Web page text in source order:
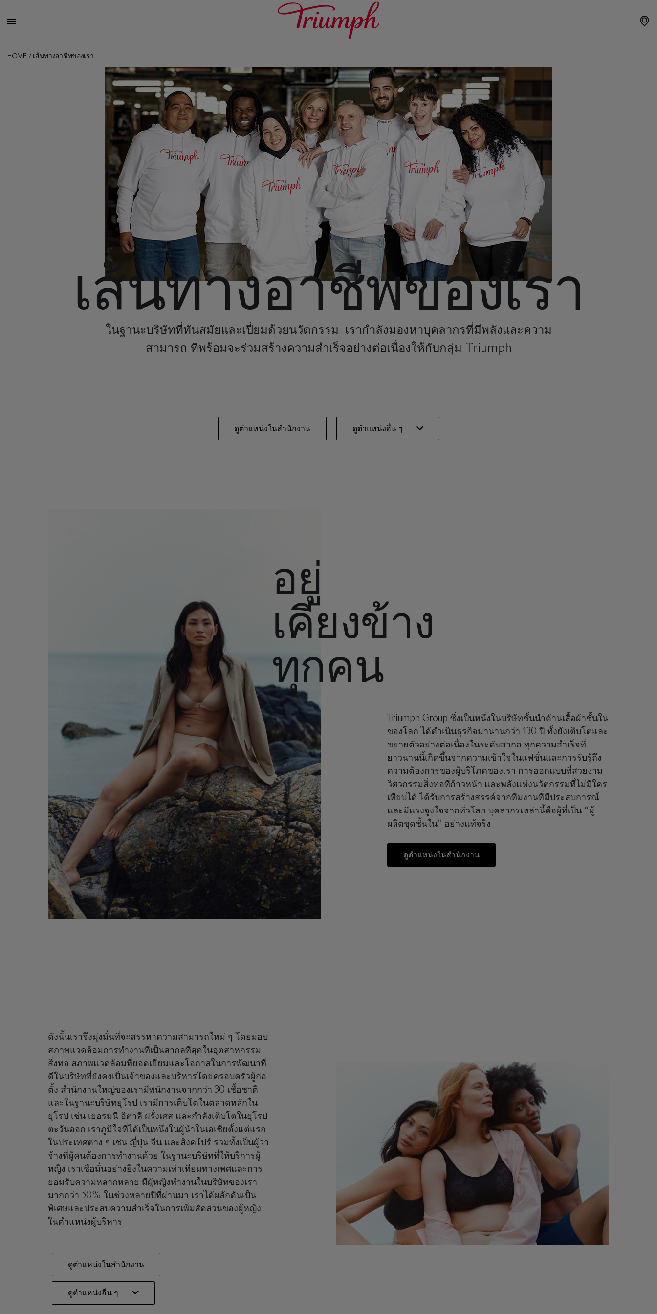
HOME/ เส้นทางอาชีพของเรา
เส้นทางอาชีพของเรา
ในฐานะบริษัทที่ทันสมัยและเปี่ยมด้วยนวัตกรรม เรากำลังมองหาบุคลากรที่มีพลังและความ
สามารถ ที่พร้อมจะร่วมสร้างความสำเร็จอย่างต่อเนื่องให้กับกลุ่ม Triumph
ดูตำแหน่งในสำนักงาน ดูตำแหน่งอื่น ๆ
อยู่
เคียงข้าง
ทุกคน
Triumph Group ซึ่งเป็นหนึ่งในบริษัทชั้นนำด้านเสื้อผ้าชั้นใน
ของโลก ได้ดำเนินธุรกิจมานานกว่า 130 ปี ทั้งยังเติบโตและ
ขยายตัวอย่างต่อเนื่องในระดับสากล ทุกความสำเร็จที่
ยาวนานนี้เกิดขึ้นจากความเข้าใจในแฟชั่นและการรับรู้ถึง
ความต้องการของผู้บริโภคของเรา การออกแบบที่สวยงาม
วิศวกรรมสิ่งทอที่ก้าวหน้า และพลังแห่งนวัตกรรมที่ไม่มีใคร
เทียบได้ ได้รับการสร้างสรรค์จากทีมงานที่มีประสบการณ์
และมีแรงจูงใจจากทั่วโลก บุคลากรเหล่านี้คือผู้ที่เป็น “ผู้
ผลิตชุดชั้นใน” อย่างแท้จริง
ดูตำแหน่งในสำนักงาน
ดังนั้นเราจึงมุ่งมั่นที่จะสรรหาความสามารถใหม่ ๆ โดยมอบ
สภาพแวดล้อมการทำงานที่เป็นสากลที่สุดในอุตสาหกรรม
สิ่งทอ สภาพแวดล้อมที่ยอดเยี่ยมและโอกาสในการพัฒนาที่
ดีในบริษัทที่ยังคงเป็นเจ้าของและบริหารโดยครอบครัวผู้ก่อ
ตั้ง สำนักงานใหญ่ของเรามีพนักงานจากกว่า 30 เชื้อชาติ
และในฐานะบริษัทยุโรป เรามีการเติบโตในตลาดหลักใน
ยุโรป เช่น เยอรมนี อิตาลี ฝรั่งเศส และกำลังเติบโตในยุโรป
ตะวันออก เราภูมิใจที่ได้เป็นหนึ่งในผู้นำในเอเชียตั้งแต่แรก
ในประเทศต่าง ๆ เช่น ญี่ปุ่น จีน และสิงคโปร์ รวมทั้งเป็นผู้ว่า
จ้างที่ผู้คนต้องการทำงานด้วย ในฐานะบริษัทที่ให้บริการผู้
หญิง เราเชื่อมั่นอย่างยิ่งในความเท่าเทียมทางเพศและการ
ยอมรับความหลากหลาย มีผู้หญิงทำงานในบริษัทของเรา
มากกว่า 50% ในช่วงหลายปีที่ผ่านมา เราได้ผลักดันเป็น
พิเศษและประสบความสำเร็จในการเพิ่มสัดส่วนของผู้หญิง
ในตำแหน่งผู้บริหาร
ดูตำแหน่งในสำนักงาน
ดูตำแหน่งอื่น ๆ